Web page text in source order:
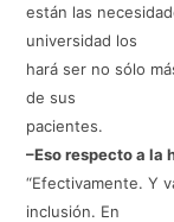
están las
universidad los
hará ser no sólo
de sus
pacientes.
–Eso respecto a la
“Efectivamente. Y
inclusión. En